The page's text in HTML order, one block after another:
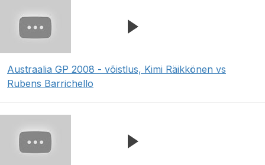
Austraalia GP 2008 - võistlus, Kimi Räikkönen vs
Rubens Barrichello